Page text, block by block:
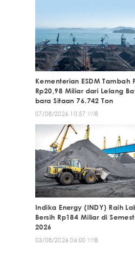
Kementerian ESDM Tambah
Rp20,98 Miliar dari Lelang
bara Sitaan 76.742 Ton
07/08/2026 10:57 WIB
Indika Energy (INDY) Raih
Bersih Rp184 Miliar di
2026
03/08/2026 06:00 WIB